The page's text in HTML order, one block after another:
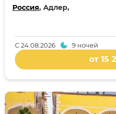
Россия, Адлер,
С24.08.2026 9 ночей
от 15